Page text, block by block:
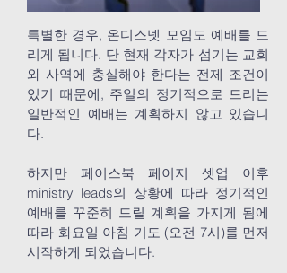
특별한 경우, 온디스넷 모임도 예배를 드
리게 됩니다. 단 현재 각자가 섬기는 교회
와 사역에 충실해야 한다는 전제 조건이
있기 때문에, 주일의 정기적으로 드리는
일반적인 예배는 계획하지 않고 있습니
다.
하지만 페이스북 페이지 셋업 이후
ministry leads의 상황에 따라 정기적인
예배를 꾸준히 드릴 계획을 가지게 됨에
따라 화요일 아침 기도 (오전 7시)를 먼저
시작하게 되었습니다.